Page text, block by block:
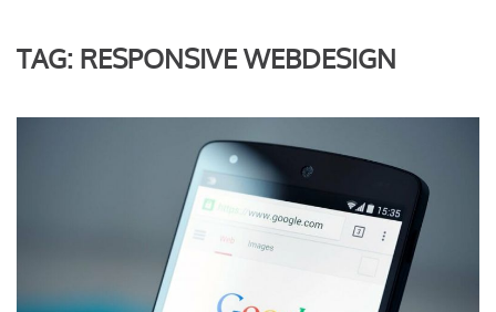
TAG: RESPONSIVE WEBDESIGN